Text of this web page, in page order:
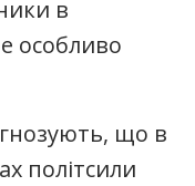
в
особливо
що в
політсили